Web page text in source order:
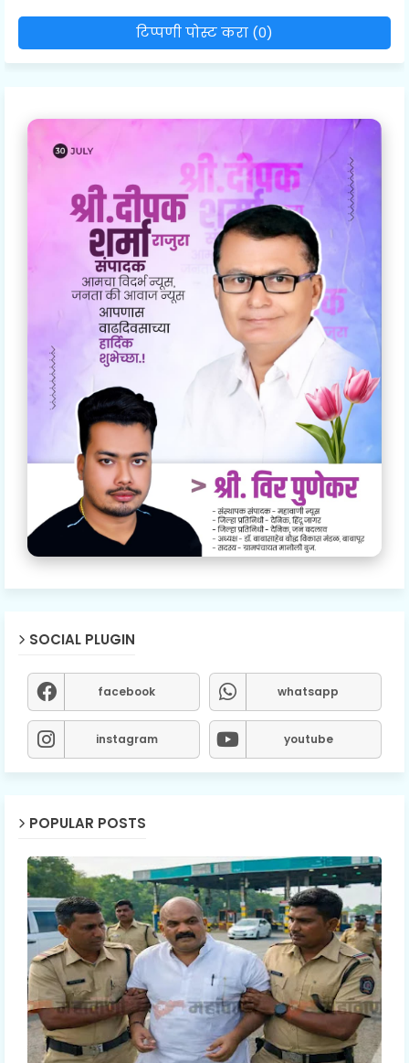
टिप्पणी पोस्ट करा (0)
SOCIAL PLUGIN
facebook whatsapp
instagram youtube
POPULAR POSTS